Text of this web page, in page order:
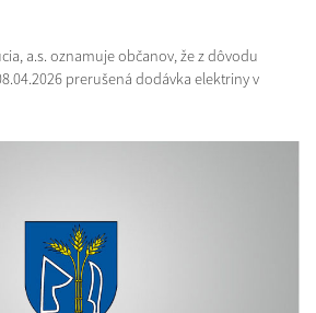
a.s. oznamuje občanov, že z dôvodu
prerušená dodávka elektriny v